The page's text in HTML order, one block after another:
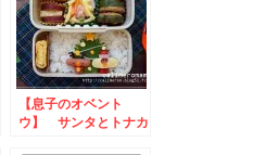
【息子のオベント
ウ】 サンタとトナカ